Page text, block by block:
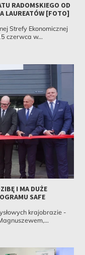
RADOMSKIEGO OD
LAUREATÓW [FOTO]
Strefy Ekonomicznej
czerwca w...
I MA DUŻE
SAFE
krajobrazie -